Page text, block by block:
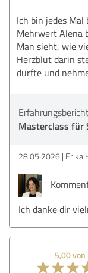
Ich bin jedes
Mehrwert Alena
Man sieht, wie
Herzblut darin
durfte und
Masterclass für
28.05.2026 Erika
Ich danke dir
5,00 von